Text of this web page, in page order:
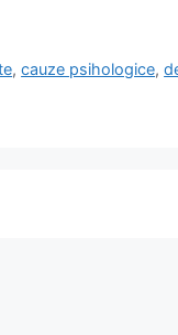
,cauze psihologice,